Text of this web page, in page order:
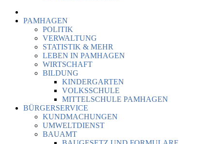
PAMHAGEN
POLITIK
VERWALTUNG
STATISTIK & MEHR
LEBEN IN PAMHAGEN
WIRTSCHAFT
BILDUNG
KINDERGARTEN
VOLKSSCHULE
MITTELSCHULE PAMHAGEN
BÜRGERSERVICE
KUNDMACHUNGEN
UMWELTDIENST
BAUAMT